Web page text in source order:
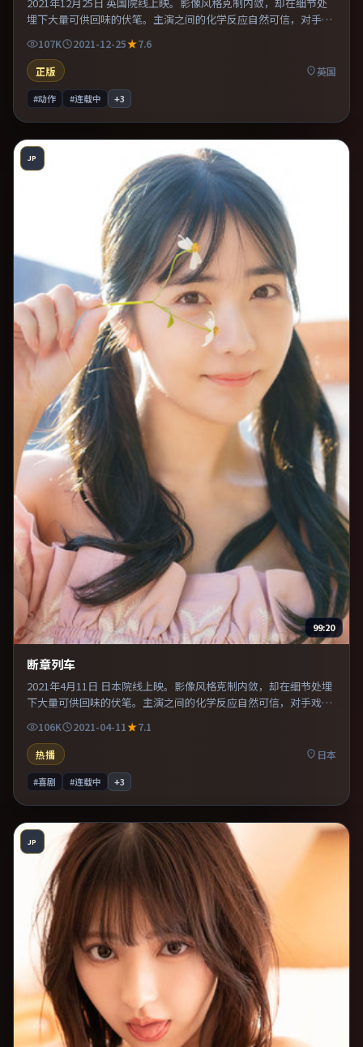
埋下大量可供回味的伏笔。主演之间的化学反应自然可信，对手戏
107K 2021-12-25
7.6
正版
英国
#动作 #连载中 +3
JP
99:20
断章列车
2021年4月11日 日本院线上映。影像风格克制内敛，却在细节处埋
下大量可供回味的伏笔。主演之间的化学反应自然可信，对手戏张
106K 2021-04-11
7.1
热播
日本
#喜剧 #连载中 +3
JP